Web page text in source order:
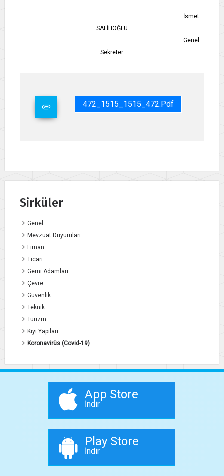
İsmet
SALİHOĞLU
Genel
Sekreter
472_1515_1515_472.pdf
Sirküler
Genel
Mevzuat Duyuruları
Liman
Ticari
Gemi Adamları
Çevre
Güvenlik
Teknik
Turizm
Kıyı Yapıları
Koronavirüs (Covid-19)
App Store
İndir
Play Store
İndir